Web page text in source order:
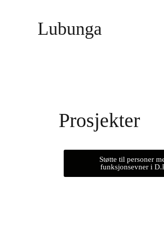
Lubunga
Prosjekter
Støtte til personer
funksjonsevner i